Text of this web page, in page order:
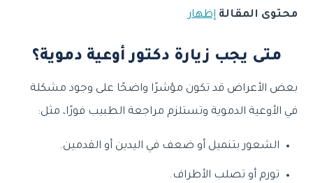
محتوى المقالة إظهار
متى يجب زيارة دكتور أوعية دموية؟
بعض الأعراض قد تكون مؤشرًا واضحًا على وجود مشكلة
في الأوعية الدموية وتستلزم مراجعة الطبيب فورًا، مثل:
الشعور بتنميل أو ضعف في اليدين أو القدمين.
تورم أو تصلب الأطراف.